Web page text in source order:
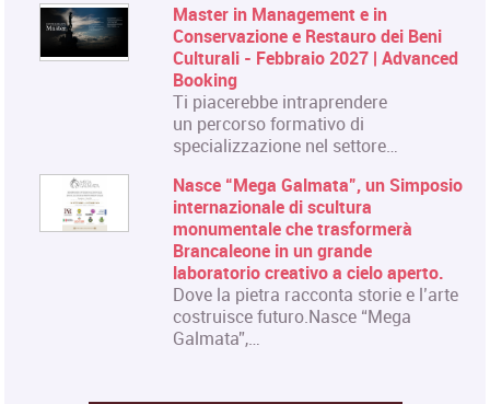
Master in Management e in
Conservazione e Restauro dei Beni
Culturali - Febbraio 2027 | Advanced
Booking
Ti piacerebbe intraprendere
un percorso formativo di
specializzazione nel settore…
Nasce “Mega Galmata”, un Simposio
internazionale di scultura
monumentale che trasformerà
Brancaleone in un grande
laboratorio creativo a cielo aperto.
Dove la pietra racconta storie e l’arte
costruisce futuro.Nasce “Mega
Galmata”,…